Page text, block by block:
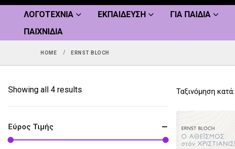
ΛΟΓΟΤΕΧΝΊΑ ΕΚΠΑΊΔΕΥΣΗ ΓΙΑ ΠΑΙΔΙΆ
ΠΑΙΧΝΊΔΙΑ
HOME ERNST BLOCH
Ταξινόμηση κατά:
Showing all 4 results
Εύρος Τιμής